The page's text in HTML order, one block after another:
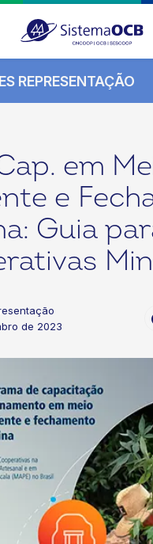
REPRESENTAÇÃO
em
e
Guia
de 2023